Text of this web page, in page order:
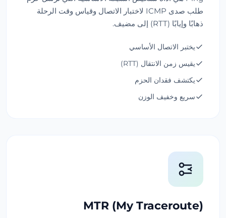
طلب صدى ICMP لاختبار الاتصال وقياس وقت الرحلة
ذهابًا وإيابًا (RTT) إلى مضيف.
يختبر الاتصال الأساسي
يقيس زمن الانتقال (RTT)
يكتشف فقدان الحزم
سريع وخفيف الوزن
MTR (My Traceroute)